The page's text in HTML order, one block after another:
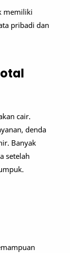
memiliki
pribadi dan
cair.
denda
Banyak
setelah